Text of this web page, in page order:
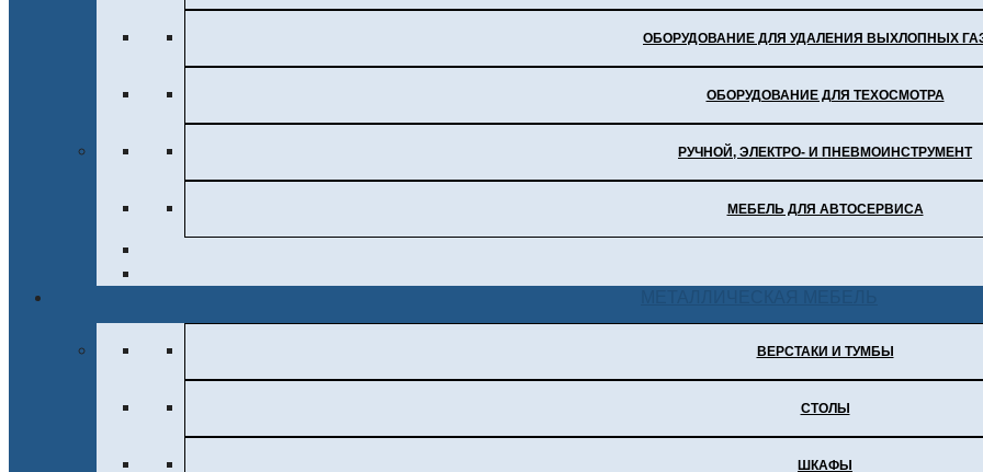
ОБОРУДОВАНИЕ ДЛЯ УДАЛЕНИЯ ВЫХЛОПНЫХ
ОБОРУДОВАНИЕ ДЛЯ ТЕХОСМОТРА
РУЧНОЙ, ЭЛЕКТРО- И ПНЕВМОИНСТРУМЕНТ
МЕБЕЛЬ ДЛЯ АВТОСЕРВИСА
ВЕРСТАКИ И ТУМБЫ
СТОЛЫ
ШКАФЫ